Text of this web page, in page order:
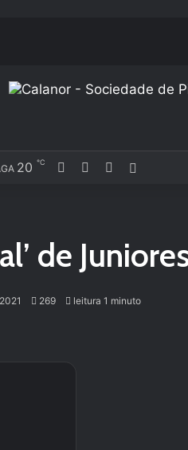
20 ℃ FacebookYouTubeInstagram
de
269 leitura 1 minuto